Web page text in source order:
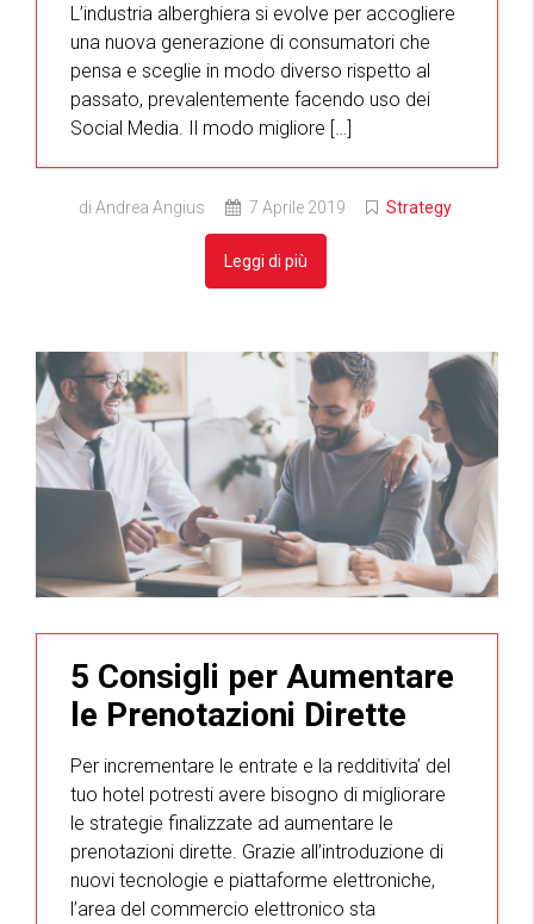
L’industria alberghiera si evolve per accogliere
una nuova generazione di consumatori che
pensa e sceglie in modo diverso rispetto al
passato, prevalentemente facendo uso dei
Social Media. Il modo migliore […]
di Andrea Angius 7 Aprile 2019 Strategy
Leggi di più
5 Consigli per Aumentare
le Prenotazioni Dirette
Per incrementare le entrate e la redditivita’ del
tuo hotel potresti avere bisogno di migliorare
le strategie finalizzate ad aumentare le
prenotazioni dirette. Grazie all’introduzione di
nuovi tecnologie e piattaforme elettroniche,
l’area del commercio elettronico sta